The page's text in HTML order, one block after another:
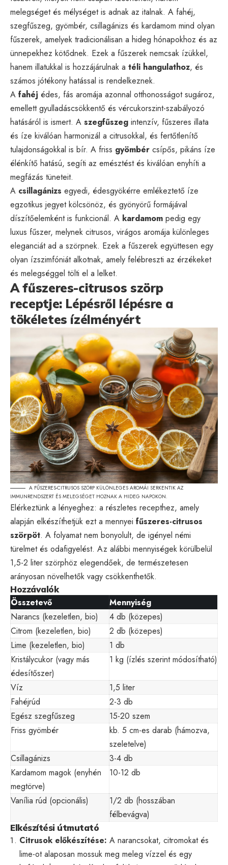
melegséget és mélységet is adnak az italnak. A fahéj,
szegfűszeg, gyömbér, csillagánizs és kardamom mind olyan
fűszerek, amelyek tradicionálisan a hideg hónapokhoz és az
ünnepekhez kötődnek. Ezek a fűszerek nemcsak ízükkel,
hanem illatukkal is hozzájárulnak a téli hangulathoz, és
számos jótékony hatással is rendelkeznek.
A fahéj édes, fás aromája azonnal otthonosságot sugároz,
emellett gyulladáscsökkentő és vércukorszint-szabályozó
hatásáról is ismert. A szegfűszeg intenzív, fűszeres illata
és íze kiválóan harmonizál a citrusokkal, és fertőtlenítő
tulajdonságokkal is bír. A friss gyömbér csípős, pikáns íze
élénkítő hatású, segíti az emésztést és kiválóan enyhíti a
megfázás tüneteit.
A csillagánizs egyedi, édesgyökérre emlékeztető íze
egzotikus jegyet kölcsönöz, és gyönyörű formájával
díszítőelemként is funkcionál. A kardamom pedig egy
luxus fűszer, melynek citrusos, virágos aromája különleges
eleganciát ad a szörpnek. Ezek a fűszerek együttesen egy
olyan ízszimfóniát alkotnak, amely felébreszti az érzékeket
és melegséggel tölti el a lelket.
A fűszeres-citrusos szörp
receptje: Lépésről lépésre a
tökéletes ízélményért
A FŰSZERES-CITRUSOS SZÖRP KÜLÖNLEGES AROMÁI SERKENTIK AZ
IMMUNRENDSZERT ÉS MELEGSÉGET HOZNAK A HIDEG NAPOKON.
Elérkeztünk a lényeghez: a részletes recepthez, amely
alapján elkészíthetjük ezt a mennyei fűszeres-citrusos
szörpöt. A folyamat nem bonyolult, de igényel némi
türelmet és odafigyelést. Az alábbi mennyiségek körülbelül
1,5-2 liter szörphöz elegendőek, de természetesen
arányosan növelhetők vagy csökkenthetők.
Hozzávalók
Összetevő
Mennyiség
Narancs (kezeletlen, bio)
4 db (közepes)
Citrom (kezeletlen, bio)
2 db (közepes)
Lime (kezeletlen, bio)
1 db
Kristálycukor (vagy más
édesítőszer)
1 kg (ízlés szerint módosítható)
Víz
1,5 liter
Fahéjrúd
2-3 db
Egész szegfűszeg
15-20 szem
Friss gyömbér
kb. 5 cm-es darab (hámozva,
szeletelve)
Csillagánizs
3-4 db
Kardamom magok (enyhén
megtörve)
10-12 db
Vanília rúd (opcionális)
1/2 db (hosszában
félbevágva)
Elkészítési útmutató
Citrusok előkészítése: A narancsokat, citromokat és
lime-ot alaposan mossuk meg meleg vízzel és egy